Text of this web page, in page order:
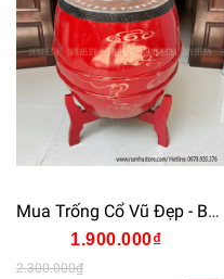
Mua Trống Cổ Vũ Đẹp - Bền - Giá Hợp Lý Tại Xưởng Uy Tín 🛠️
1.900.000₫
2.300.000₫